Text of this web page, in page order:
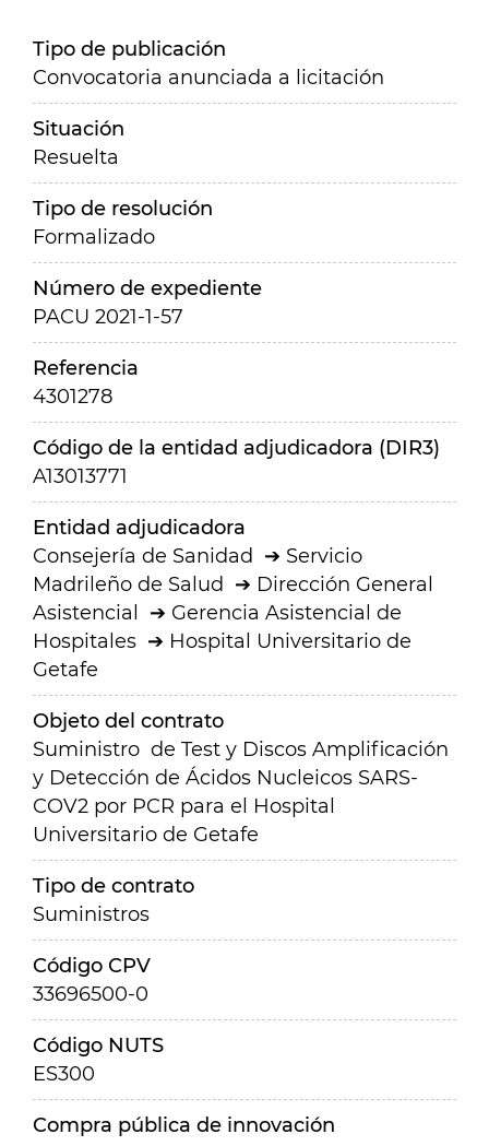
Tipo de publicación
Convocatoria anunciada a licitación
Situación
Resuelta
Tipo de resolución
Formalizado
Número de expediente
PACU 2021-1-57
Referencia
4301278
Código de la entidad adjudicadora (DIR3)
A13013771
Entidad adjudicadora
Consejería de Sanidad
Servicio
Madrileño de Salud
Dirección General
Asistencial
Gerencia Asistencial de
Hospitales
Hospital Universitario de
Getafe
Objeto del contrato
Suministro de Test y Discos Amplificación
y Detección de Ácidos Nucleicos SARS-
COV2 por PCR para el Hospital
Universitario de Getafe
Tipo de contrato
Suministros
Código CPV
33696500-0
Código NUTS
ES300
Compra pública de innovación